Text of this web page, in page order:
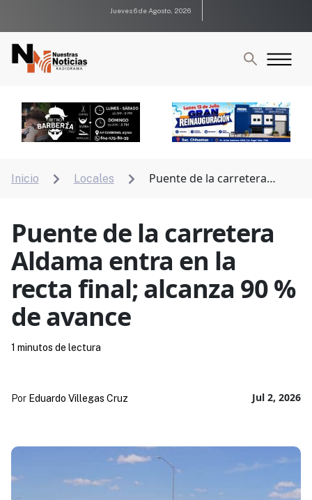
Jueves 6 de Agosto, 2026
Inicio  Locales 
Puente de la carretera
Puente de la carretera
Aldama entra en la
recta final; alcanza 90 %
de avance
Jul 2, 2026
Por Eduardo Villegas Cruz
1 minutos de lectura